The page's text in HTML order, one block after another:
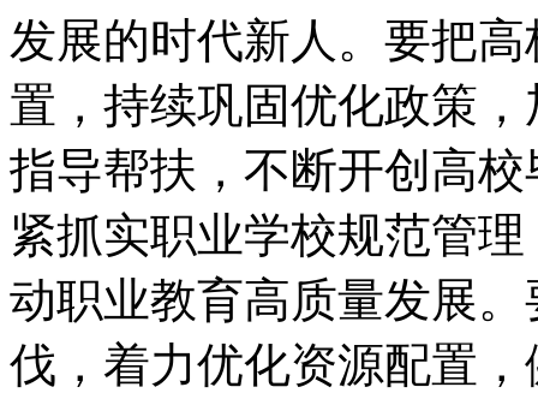
发展的时代新人。要把
置，持续巩固优化政策
指导帮扶，不断开创高
紧抓实职业学校规范管
动职业教育高质量发展
伐，着力优化资源配置